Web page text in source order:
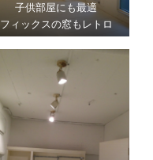
子供部屋にも最適
フィックスの窓もレトロ